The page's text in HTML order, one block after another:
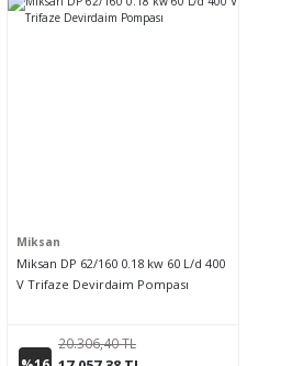
Miksan
Miksan DP 62/160 0.18 kw 60 L/d 400
V Trifaze Devirdaim Pompası
20.306,40 TL